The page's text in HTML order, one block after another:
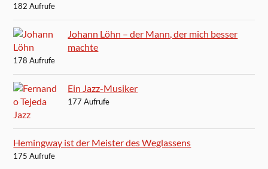
182 Aufrufe
Johann Löhn – der Mann, der mich besser
machte
178 Aufrufe
Ein Jazz-Musiker
177 Aufrufe
Hemingway ist der Meister des Weglassens
175 Aufrufe